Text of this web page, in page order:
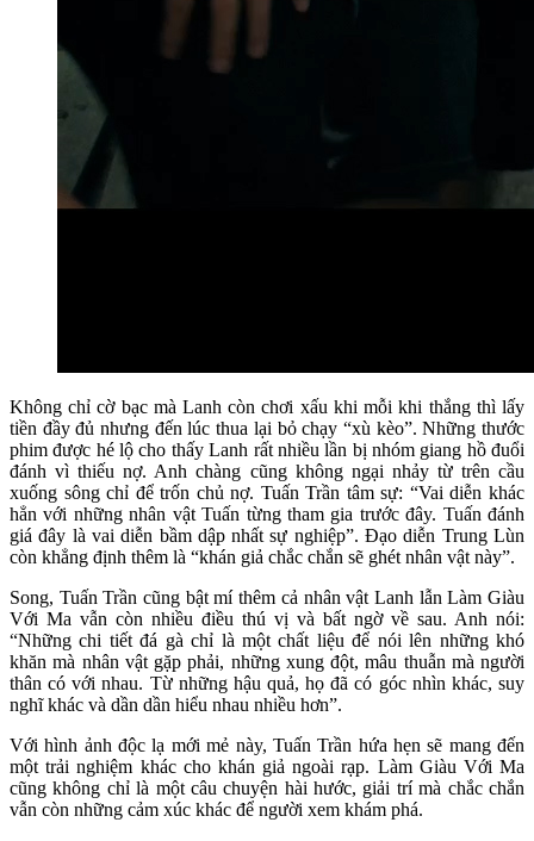
Không chỉ cờ bạc mà Lanh còn chơi xấu khi mỗi khi thắng thì lấy
tiền đầy đủ nhưng đến lúc thua lại bỏ chạy “xù kèo”. Những thước
phim được hé lộ cho thấy Lanh rất nhiều lần bị nhóm giang hồ đuổi
đánh vì thiếu nợ. Anh chàng cũng không ngại nhảy từ trên cầu
xuống sông chỉ để trốn chủ nợ. Tuấn Trần tâm sự: “Vai diễn khác
hẳn với những nhân vật Tuấn từng tham gia trước đây. Tuấn đánh
giá đây là vai diễn bầm dập nhất sự nghiệp”. Đạo diễn Trung Lùn
còn khẳng định thêm là “khán giả chắc chắn sẽ ghét nhân vật này”.
Song, Tuấn Trần cũng bật mí thêm cả nhân vật Lanh lẫn Làm Giàu
Với Ma vẫn còn nhiều điều thú vị và bất ngờ về sau. Anh nói:
“Những chi tiết đá gà chỉ là một chất liệu để nói lên những khó
khăn mà nhân vật gặp phải, những xung đột, mâu thuẫn mà người
thân có với nhau. Từ những hậu quả, họ đã có góc nhìn khác, suy
nghĩ khác và dần dần hiểu nhau nhiều hơn”.
Với hình ảnh độc lạ mới mẻ này, Tuấn Trần hứa hẹn sẽ mang đến
một trải nghiệm khác cho khán giả ngoài rạp. Làm Giàu Với Ma
cũng không chỉ là một câu chuyện hài hước, giải trí mà chắc chắn
vẫn còn những cảm xúc khác để người xem khám phá.